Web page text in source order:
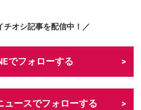
チオシ記事を配信中！／
でフォローする
ュースでフォローする